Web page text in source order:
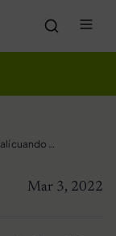
Pareja adoptó a un jabalí cuando era bebé y ahora ve a su labrador como su madre
Mar 3, 2022